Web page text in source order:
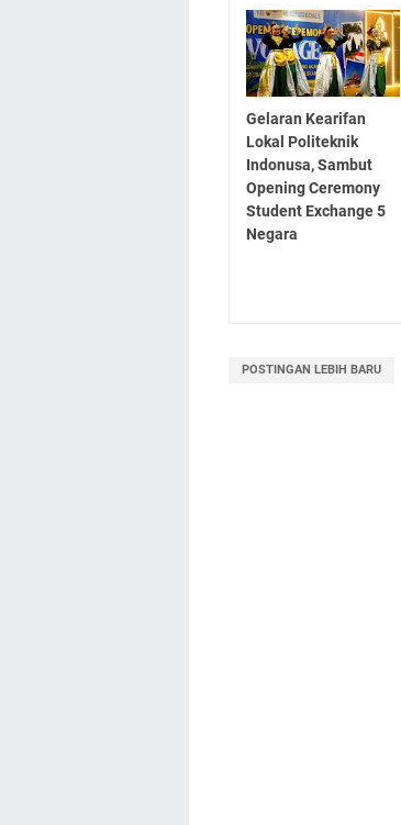
Gelaran Kearifan
Lokal Politeknik
Indonusa, Sambut
Opening Ceremony
Student Exchange 5
Negara
POSTINGAN LEBIH BARU